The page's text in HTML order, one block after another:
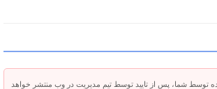
توسط شما، پس از تایید توسط تیم مدیریت در وب منتشر خواهد